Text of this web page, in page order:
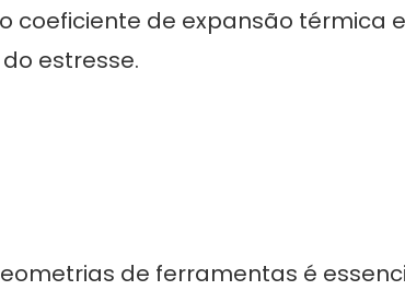
coeficiente de expansão térmica
estresse.
de ferramentas é